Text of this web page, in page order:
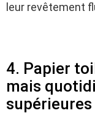
leur revêtement
4. Papier
mais
supérieures